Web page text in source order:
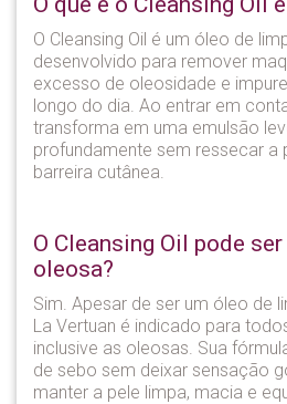
O Cleansing Oil é um óleo de
desenvolvido para remover
excesso de oleosidade e
longo do dia. Ao entrar em
transforma em uma emulsão
profundamente sem ressecar a
barreira cutânea.
O Cleansing Oil pode
oleosa?
Sim. Apesar de ser um óleo de
La Vertuan é indicado para
inclusive as oleosas. Sua
de sebo sem deixar sensação
manter a pele limpa, macia e